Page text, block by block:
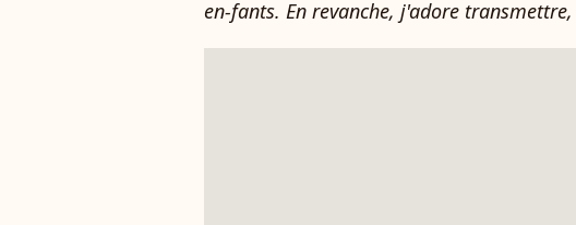
en-fants. En revanche, j'adore